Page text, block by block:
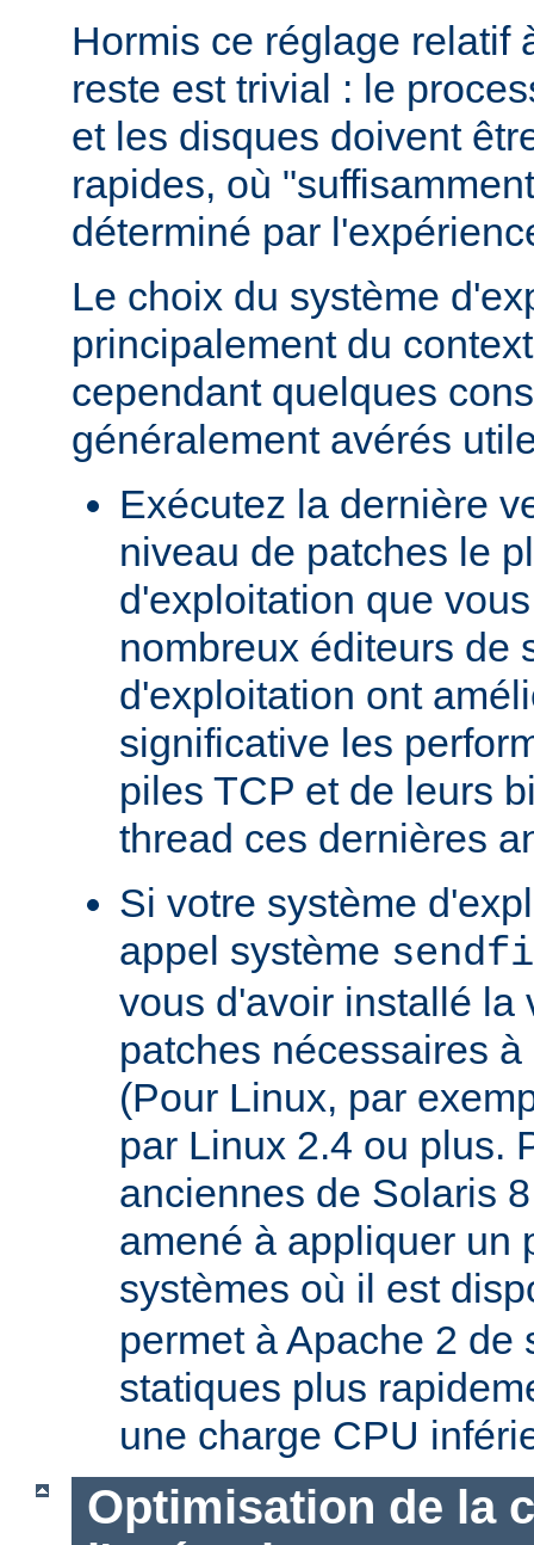
Hormis ce réglage relatif
reste est trivial : le
et les disques doivent
rapides, où
déterminé par
Le choix du système
principalement du
cependant quelques
généralement avérés
Exécutez la dernière
niveau de patches le
d'exploitation que
nombreux éditeurs de
d'exploitation ont
significative les
piles TCP et de leurs
thread ces dernières
Si votre système
appel système
vous d'avoir installé la
patches nécessaires
(Pour Linux, par
par Linux 2.4 ou plus.
anciennes de Solaris
amené à appliquer un
systèmes où il est
permet à Apache 2 de
statiques plus
une charge CPU
Optimisation de la